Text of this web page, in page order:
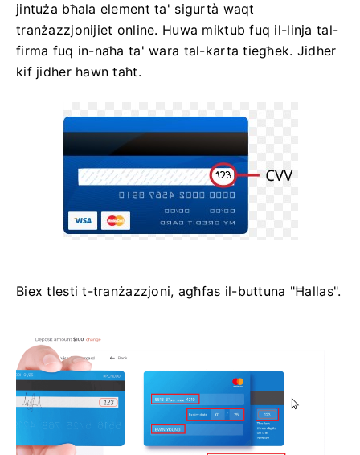
jintuża bħala element ta' sigurtà waqt
tranżazzjonijiet online. Huwa miktub fuq il-linja tal-
firma fuq in-naħa ta' wara tal-karta tiegħek. Jidher
kif jidher hawn taħt.
Biex tlesti t-tranżazzjoni, agħfas il-buttuna "Ħallas".